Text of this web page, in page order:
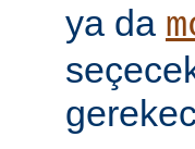
ya da